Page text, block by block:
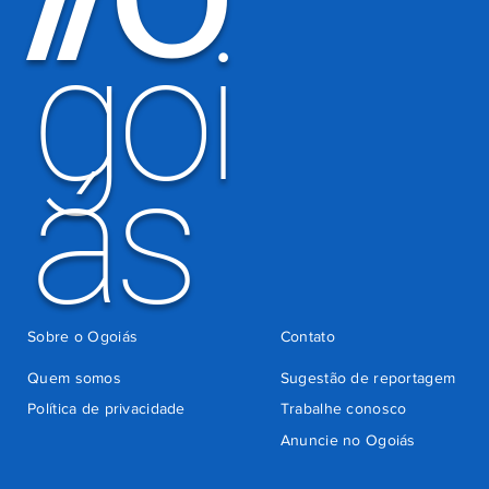
goi
ás
Quem somos
Sugestão de reportagem
Trabalhe conosco
Política de privacidade
Anuncie no Ogoiás
Contato
Sobre o Ogoiás